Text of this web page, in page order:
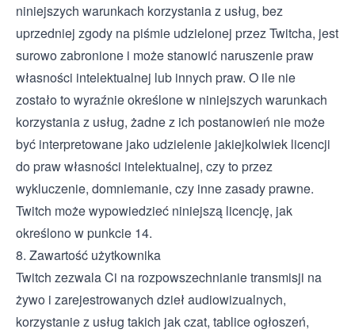
niniejszych warunkach korzystania z usług, bez
uprzedniej zgody na piśmie udzielonej przez Twitcha, jest
surowo zabronione i może stanowić naruszenie praw
własności intelektualnej lub innych praw. O ile nie
zostało to wyraźnie określone w niniejszych warunkach
korzystania z usług, żadne z ich postanowień nie może
być interpretowane jako udzielenie jakiejkolwiek licencji
do praw własności intelektualnej, czy to przez
wykluczenie, domniemanie, czy inne zasady prawne.
Twitch może wypowiedzieć niniejszą licencję, jak
określono w punkcie 14.
8. Zawartość użytkownika
Twitch zezwala Ci na rozpowszechnianie transmisji na
żywo i zarejestrowanych dzieł audiowizualnych,
korzystanie z usług takich jak czat, tablice ogłoszeń,